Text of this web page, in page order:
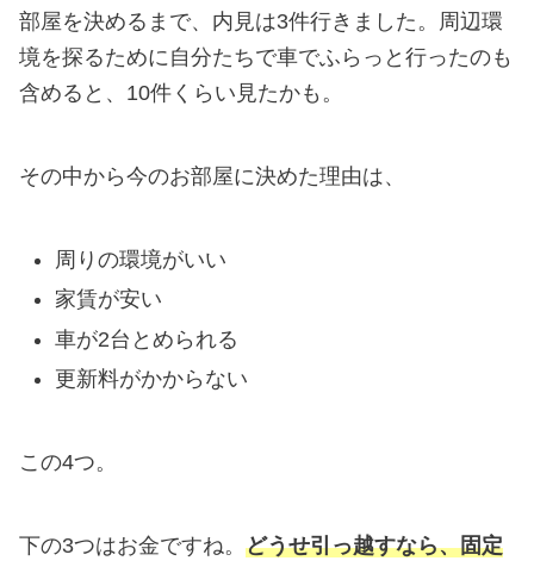
部屋を決めるまで、内見は3件行きました。周辺環
境を探るために自分たちで車でふらっと行ったのも
含めると、10件くらい見たかも。
その中から今のお部屋に決めた理由は、
周りの環境がいい
家賃が安い
車が2台とめられる
更新料がかからない
この4つ。
下の3つはお金ですね。 どうせ引っ越すなら、固定